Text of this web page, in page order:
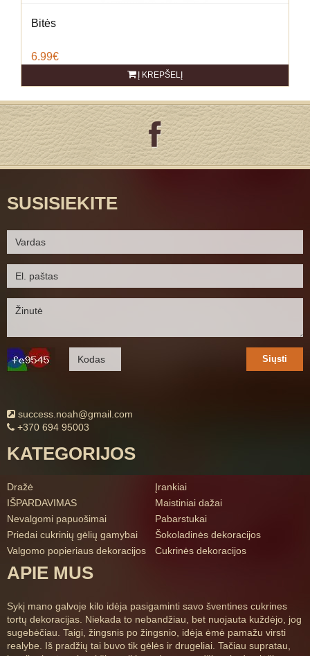
Bitės
6.99€
Į KREPŠELĮ
SUSISIEKITE
Siųsti
success.noah@gmail.com
+370 694 95003
KATEGORIJOS
Dražė
Įrankiai
IŠPARDAVIMAS
Maistiniai dažai
Nevalgomi papuošimai
Pabarstukai
Priedai cukrinių gėlių gamybai
Šokoladinės dekoracijos
Valgomo popieriaus dekoracijos
Cukrinės dekoracijos
APIE MUS
Sykį mano galvoje kilo idėja pasigaminti savo šventines cukrines
tortų dekoracijas. Niekada to nebandžiau, bet nuojauta kuždėjo, jog
sugebėčiau. Taigi, žingsnis po žingsnio, idėja ėmė pamažu virsti
realybe. Iš pradžių tai buvo tik gėlės ir drugeliai. Tačiau supratau,